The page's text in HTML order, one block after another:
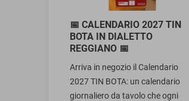
📅 CALENDARIO 2027 TIN
BOTA IN DIALETTO
REGGIANO 📅
Arriva in negozio il Calendario
2027 TIN BOTA: un calendario
giornaliero da tavolo che ogni